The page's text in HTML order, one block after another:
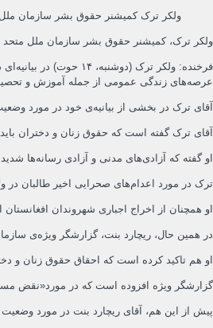
ولکر ترک کمیشنر حقوق بشر سازمان
ولکر ترک، کمیشنر حقوق بشر سازمان ملل متحد
فرخنده: ولکر ترک
عرصه‌های زندگی عمومی از جمله آموزش و
آقای ترک در بخشی از بیانیه‌ی خود در مورد
آقای ترک گفته است که حقوق زنان و دختران باید
او گفته که آزادی‌های مدنی و آزادی رسانه‌ها
ترک در مورد اعدام‌های صحرایی اخیر طالبان
او همچنان از اخراج اجباری شهروندان
در همین حال، ریچارد بنت، گزارشگر ویژه‌ی
او هم تاکید کرده است که احقاق حقوق زنان و
گزارشگر ویژه افزوده است که در مورد«نقض
پیش از این هم، آقای ریچارد بنت در مورد